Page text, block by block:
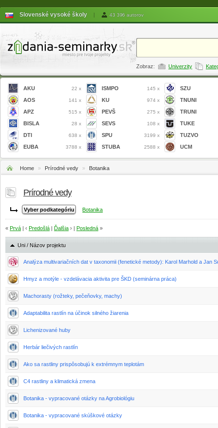
Slovenské vysoké školy | 43 396 autorov
Zobraz: Univerzity
AKU 22 x
AOS 141 x
APZ 515 x
BISLA 28 x
DTI 638 x
EUBA 3788 x
ISMPO 145 x
KU 974 x
PEVŠ 275 x
SEVS 108 x
SPU 3199 x
STUBA 2588 x
SZU
TNUNI
TRUNI
TUKE
TUZVO
UCM
Home » Prírodné vedy » Botanika
Prírodné vedy
Botanika
« Prvá | ‹ Predošlá Ďalšia › | Posledná »
Uni / Názov projektu
Analýza multivariačních dat v taxonomii (fenetické metody): Karol Marhold a Jan
Hmyz a motýle - vzdelávacia aktivita pre ŠKD (seminárna práca)
Machorasty (rožteky, pečeňovky, machy)
Adaptabilita rastlín na účinok silného žiarenia
Lichenizované huby
Herbár liečivých rastlín
Ako sa rastliny prispôsobujú k extrémnym teplotám
C4 rastliny a klimatická zmena
Botanika - vypracované otázky na Agrobiológiu
Botanika - vypracované skúškové otázky